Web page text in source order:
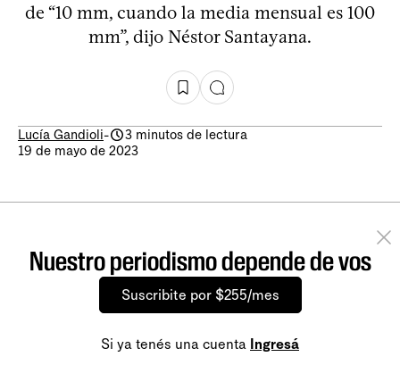
de “10 mm, cuando la media mensual es 100
mm”, dijo Néstor Santayana.
Lucía Gandioli-
3 minutos de lectura
19 de mayo de 2023
Nuestro periodismo depende de vos
Suscribite por $255/mes
Si ya tenés una cuenta Ingresá